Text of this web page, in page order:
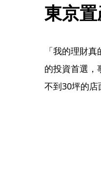
東京
「我的理財
的投資首選，
不到30坪的店